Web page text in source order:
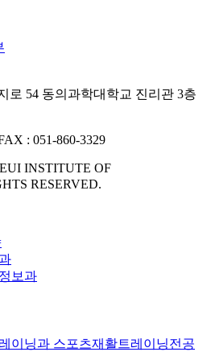
로 54 동의과학대학교 진리관 3층
: 051-860-3329
INSTITUTE OF
RESERVED.
보과
이닝과 스포츠재활트레이닝전공